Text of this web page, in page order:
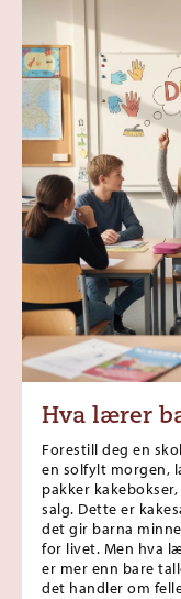
Hva lærer
Forestill deg en
en solfylt morgen,
pakker
salg. Dette er
det gir barna
for livet. Men hva
er mer enn bare
det handler om